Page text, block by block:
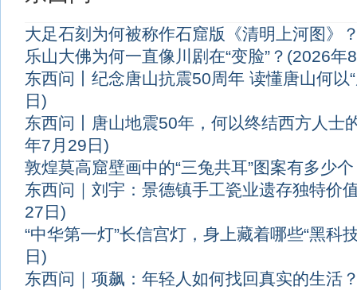
大足石刻为何被称作石窟版《清明上河图》
乐山大佛为何一直像川剧在“变脸”？ (2026年
东西问丨纪念唐山抗震50周年 读懂唐山何以“
日)
东西问丨唐山地震50年，何以终结西方人士
年7月29日)
敦煌莫高窟壁画中的“三兔共耳”图案有多少
东西问｜刘宇：景德镇手工瓷业遗存独特价
27日)
“中华第一灯”长信宫灯，身上藏着哪些“黑科
日)
东西问｜项飙：年轻人如何找回真实的生活